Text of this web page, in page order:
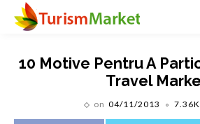
10 Motive Pentru A
Travel
on 04/11/2013